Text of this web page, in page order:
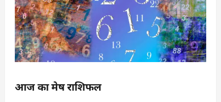
आज का मेष राशिफल